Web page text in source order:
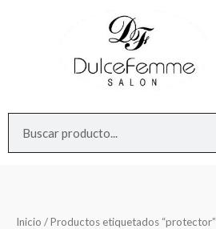
Inicio / Productos etiquetados “protector”